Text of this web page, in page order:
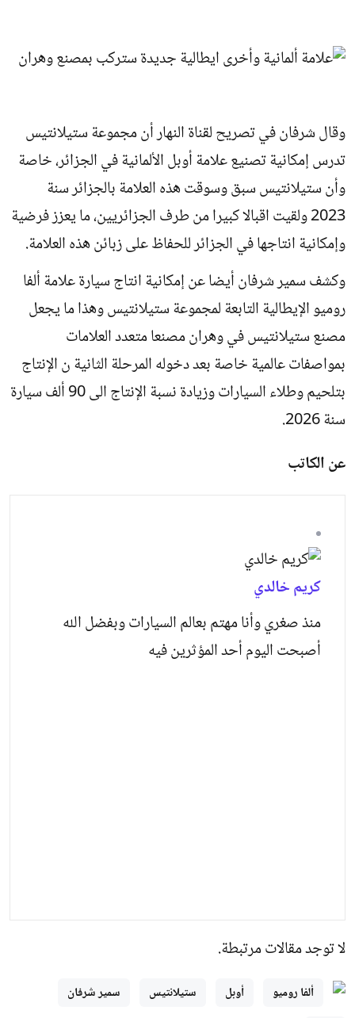
وقال شرفان في تصريح لقناة النهار أن مجموعة ستيلانتيس
تدرس إمكانية تصنيع علامة أوبل الألمانية في الجزائر، خاصة
وأن ستيلانتيس سبق وسوقت هذه العلامة بالجزائر سنة
2023 ولقيت اقبالا كبيرا من طرف الجزائريين، ما يعزز فرضية
وإمكانية انتاجها في الجزائر للحفاظ على زبائن هذه العلامة.
وكشف سمير شرفان أيضا عن إمكانية انتاج سيارة علامة ألفا
روميو الإيطالية التابعة لمجموعة ستيلانتيس وهذا ما يجعل
مصنع ستيلانتيس في وهران مصنعا متعدد العلامات
بمواصفات عالمية خاصة بعد دخوله المرحلة الثانية ن الإنتاج
بتلحيم وطلاء السيارات وزيادة نسبة الإنتاج الى 90 ألف سيارة
سنة 2026.
عن الكاتب
كريم خالدي
منذ صغري وأنا مهتم بعالم السيارات وبفضل الله
أصبحت اليوم أحد المؤثرين فيه
لا توجد مقالات مرتبطة.
ألفا روميو أوبل ستيلانتيس سمير شرفان